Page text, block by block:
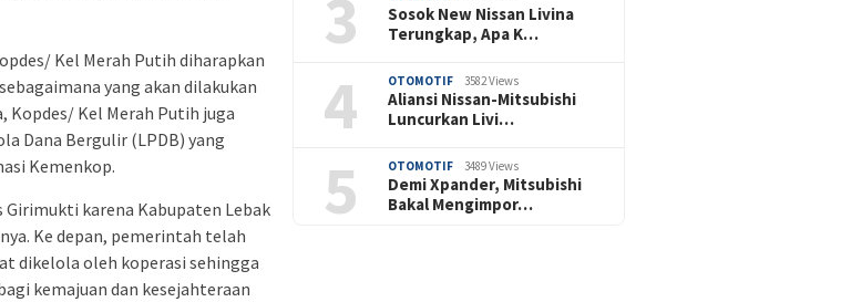
Kel Merah Putih diharapkan
yang akan dilakukan
Kopdes/ Kel Merah Putih juga
Dana Bergulir (LPDB) yang
Kemenkop.
Girimukti karena Kabupaten Lebak
Ke depan, pemerintah telah
dikelola oleh koperasi sehingga
kemajuan dan kesejahteraan
3
Sosok New Nissan Livina
Terungkap, Apa K…
4 OTOMOTIF 3582 Views
Aliansi Nissan-Mitsubishi
Luncurkan Livi…
5 OTOMOTIF 3489 Views
Demi Xpander, Mitsubishi
Bakal Mengimpor…